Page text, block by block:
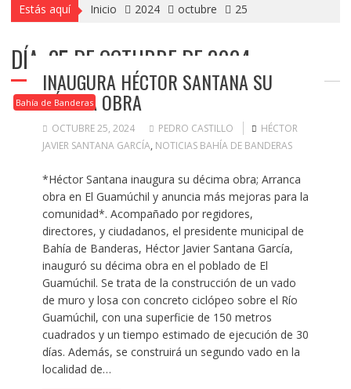
Estás aquí Inicio 2024 octubre 25
DÍA: 25 DE OCTUBRE DE 2024
Bahía de Banderas
INAUGURA HÉCTOR SANTANA SU
DÉCIMA OBRA
OCTUBRE 25, 2024 PEDRO CASTILLO
HÉCTOR
JAVIER SANTANA GARCÍA, NOTICIAS BAHÍA DE BANDERAS
*Héctor Santana inaugura su décima obra; Arranca
obra en El Guamúchil y anuncia más mejoras para la
comunidad*. Acompañado por regidores,
directores, y ciudadanos, el presidente municipal de
Bahía de Banderas, Héctor Javier Santana García,
inauguró su décima obra en el poblado de El
Guamúchil. Se trata de la construcción de un vado
de muro y losa con concreto ciclópeo sobre el Río
Guamúchil, con una superficie de 150 metros
cuadrados y un tiempo estimado de ejecución de 30
días. Además, se construirá un segundo vado en la
localidad de…